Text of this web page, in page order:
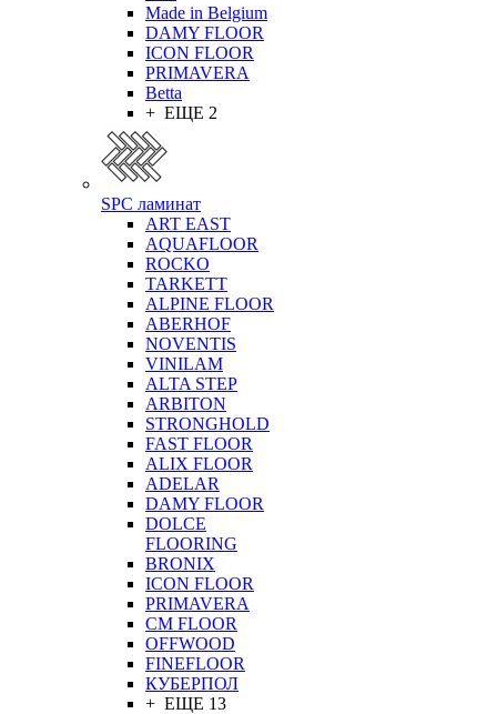
Made in Belgium
DAMY FLOOR
ICON FLOOR
PRIMAVERA
Betta
+ ЕЩЕ 2
SPC ламинат
ART EAST
AQUAFLOOR
ROCKO
TARKETT
ALPINE FLOOR
ABERHOF
NOVENTIS
VINILAM
ALTA STEP
ARBITON
STRONGHOLD
FAST FLOOR
ALIX FLOOR
ADELAR
DAMY FLOOR
DOLCE
FLOORING
BRONIX
ICON FLOOR
PRIMAVERA
CM FLOOR
OFFWOOD
FINEFLOOR
КУБЕРПОЛ
+ ЕЩЕ 13